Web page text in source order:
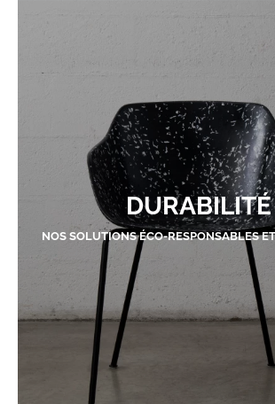
DURABILITÉ
NOS SOLUTIONS ÉCO-RESPONSABLES